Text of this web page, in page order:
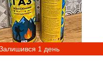
1 день